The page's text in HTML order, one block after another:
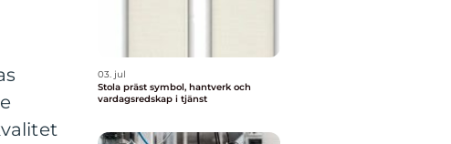
03. jul
Stola präst symbol, hantverk och
vardagsredskap i tjänst